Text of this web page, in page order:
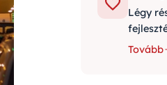
Légy
Tovább